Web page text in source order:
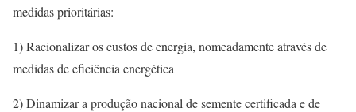
medidas prioritárias:
1) Racionalizar os custos de energia, nomeadamente através de
medidas de eficiência energética
2) Dinamizar a produção nacional de semente certificada e de